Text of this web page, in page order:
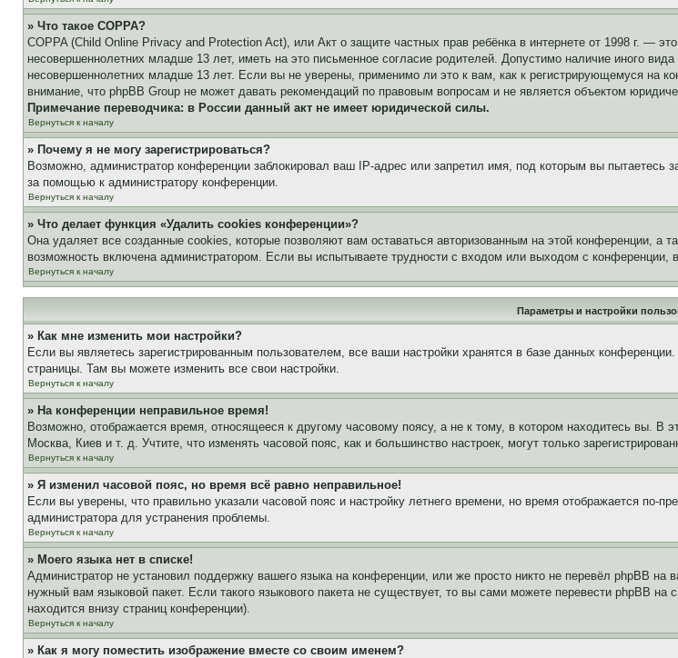
» Что такое COPPA?
COPPA (Child Online Privacy and Protection Act), или Акт о защите частных прав ребёнка в интернете от 1998 г. —
несовершеннолетних младше 13 лет, иметь на это письменное согласие родителей. Допустимо наличие иного
несовершеннолетних младше 13 лет. Если вы не уверены, применимо ли это к вам, как к регистрирующемуся на
внимание, что phpBB Group не может давать рекомендаций по правовым вопросам и не является объектом
Примечание переводчика: в России данный акт не имеет юридической силы.
Вернуться к началу
» Почему я не могу зарегистрироваться?
Возможно, администратор конференции заблокировал ваш IP-адрес или запретил имя, под которым вы пытаетесь
за помощью к администратору конференции.
Вернуться к началу
» Что делает функция «Удалить cookies конференции»?
Она удаляет все созданные cookies, которые позволяют вам оставаться авторизованным на этой конференции, а
возможность включена администратором. Если вы испытываете трудности с входом или выходом с конференции,
Вернуться к началу
Параметры и настройки
» Как мне изменить мои настройки?
Если вы являетесь зарегистрированным пользователем, все ваши настройки хранятся в базе данных
страницы. Там вы можете изменить все свои настройки.
Вернуться к началу
» На конференции неправильное время!
Возможно, отображается время, относящееся к другому часовому поясу, а не к тому, в котором находитесь вы. В
Москва, Киев и т. д. Учтите, что изменять часовой пояс, как и большинство настроек, могут только
Вернуться к началу
» Я изменил часовой пояс, но время всё равно неправильное!
Если вы уверены, что правильно указали часовой пояс и настройку летнего времени, но время отображается по-
администратора для устранения проблемы.
Вернуться к началу
» Моего языка нет в списке!
Администратор не установил поддержку вашего языка на конференции, или же просто никто не перевёл phpBB
нужный вам языковой пакет. Если такого языкового пакета не существует, то вы сами можете перевести phpBB
находится внизу страниц конференции).
Вернуться к началу
» Как я могу поместить изображение вместе со своим именем?